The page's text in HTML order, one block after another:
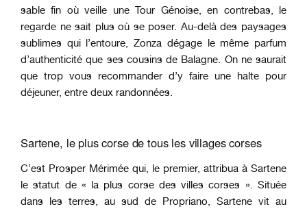
sable fin où veille une Tour Génoise, en contrebas, le
regarde ne sait plus où se poser. Au-delà des paysages
sublimes qui l’entoure, Zonza dégage le même parfum
d’authenticité que ses cousins de Balagne. On ne saurait
que trop vous recommander d’y faire une halte pour
déjeuner, entre deux randonnées.
Sartene, le plus corse de tous les villages corses
C’est Prosper Mérimée qui, le premier, attribua à Sartene
le statut de « la plus corse des villes corses ». Située
dans les terres, au sud de Propriano, Sartene vit au